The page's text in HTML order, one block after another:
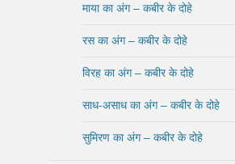
माया का अंग – कबीर के दोहे
रस का अंग – कबीर के दोहे
विरह का अंग – कबीर के दोहे
साध-असाध का अंग – कबीर के दोहे
सुमिरण का अंग – कबीर के दोहे